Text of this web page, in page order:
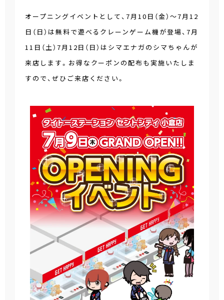
オープニングイベントとして、7月10日（金）～7月12
日（日）は無料で遊べるクレーンゲーム機が登場、7月
11日（土）7月12日（日）はシマエナガのシマちゃんが
来店します。お得なクーポンの配布も実施いたしま
すので、ぜひご来店ください。